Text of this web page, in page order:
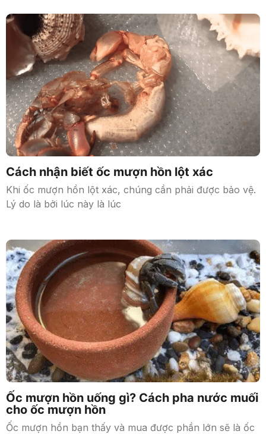
Cách nhận biết ốc mượn hồn lột xác
Khi ốc mượn hồn lột xác, chúng cần phải được bảo vệ.
Lý do là bởi lúc này là lúc
Ốc mượn hồn uống gì? Cách pha nước muối
cho ốc mượn hồn
Ốc mượn hồn bạn thấy và mua được phần lớn sẽ là ốc